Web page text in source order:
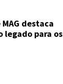
destaca
legado para os